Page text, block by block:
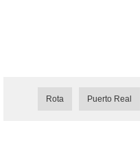
Rota Puerto Real